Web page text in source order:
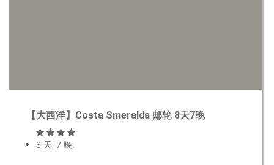
【大西洋】Costa Smeralda 邮轮 8天7晚
8 天, 7 晚.